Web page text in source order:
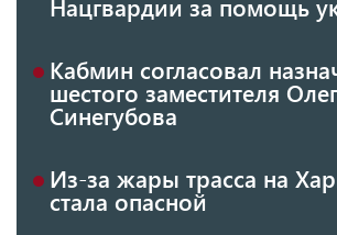
Нацгвардии за помощь
Кабмин согласовал
шестого заместителя
Синегубова
Из-за жары трасса на
стала опасной